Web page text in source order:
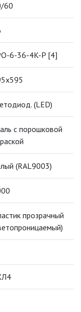
ОБОРУДОВАНИЕ
ЛОФТ
ЛАМПЫ
ТВ
СИЛОВЫЕ
И УДЛИНИТЕЛИ,
КОЛОДКИ, ВИЛКИ
ПОЛИВА
НАПРЯЖЕНИЯ
СВЕТИЛЬНИКИ
ОСВЕЩЕНИЕ НА
БАТАРЕЯХ
60
6-36-4K-P [4]
(LED)
с порошковой
(RAL9003)
прозрачный